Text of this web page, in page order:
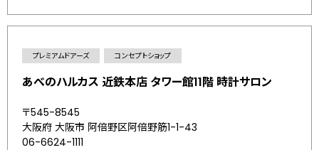
プレミアムドアーズ コンセプトショップ
あべのハルカス 近鉄本店 タワー館11階 時計サロン
〒545-8545
大阪府 大阪市 阿倍野区阿倍野筋1-1-43
06-6624-1111